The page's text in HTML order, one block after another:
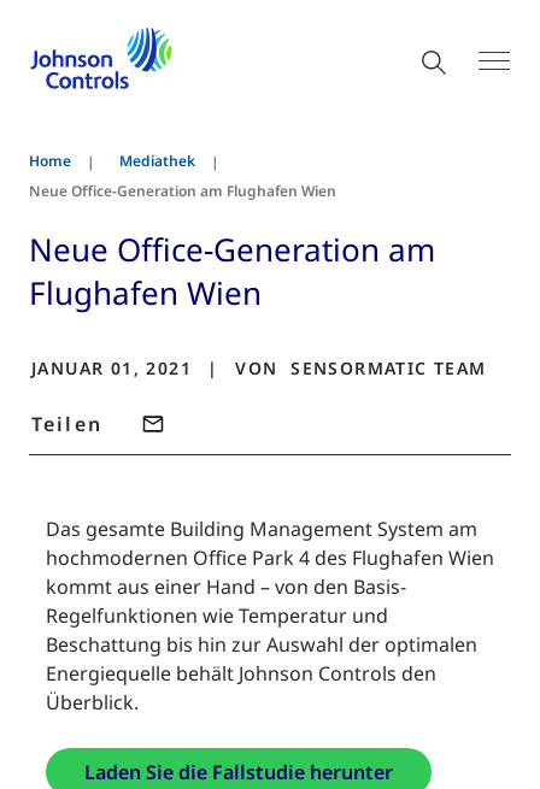
Home
Mediathek
Neue Office-Generation am Flughafen Wien
Neue Office-Generation am
Flughafen Wien
JANUAR 01, 2021 VON SENSORMATIC TEAM
Teilen
Das gesamte Building Management System am
hochmodernen Office Park 4 des Flughafen Wien
kommt aus einer Hand – von den Basis-
Regelfunktionen wie Temperatur und
Beschattung bis hin zur Auswahl der optimalen
Energiequelle behält Johnson Controls den
Überblick.
Laden Sie die Fallstudie herunter